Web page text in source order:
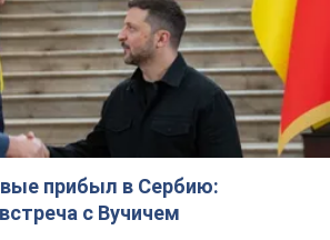
прибыл в Сербию:
с Вучичем